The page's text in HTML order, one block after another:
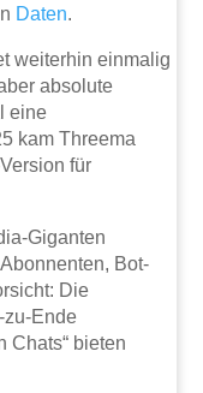
Daten.
weiterhin einmalig
absolute
eine
kam Threema
für
Giganten
Bot-
Die
zu-Ende
Chats“ bieten